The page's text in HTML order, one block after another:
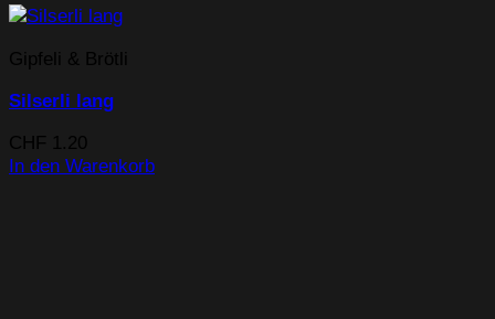
Gipfeli & Brötli
Silserli lang
CHF 1.20
In den Warenkorb